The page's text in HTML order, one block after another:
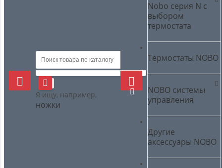
Я ищу, например,
ножки
Nobo серия N с
выбором
термостата
Термостаты NOBO
NOBO cистемы
управления
Другие
аксессуары NOBO